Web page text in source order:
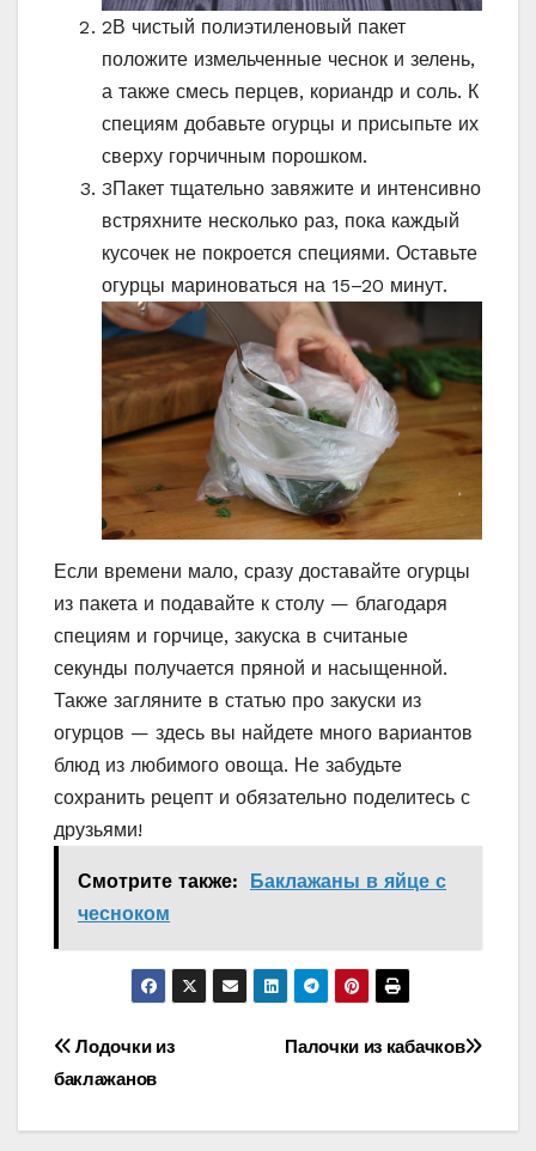
2В чистый полиэтиленовый пакет
положите измельченные чеснок и зелень,
а также смесь перцев, кориандр и соль. К
специям добавьте огурцы и присыпьте их
сверху горчичным порошком.
3Пакет тщательно завяжите и интенсивно
встряхните несколько раз, пока каждый
кусочек не покроется специями. Оставьте
огурцы мариноваться на 15–20 минут.
Если времени мало, сразу доставайте огурцы
из пакета и подавайте к столу — благодаря
специям и горчице, закуска в считаные
секунды получается пряной и насыщенной.
Также загляните в статью про закуски из
огурцов — здесь вы найдете много вариантов
блюд из любимого овоща. Не забудьте
сохранить рецепт и обязательно поделитесь с
друзьями!
Смотрите также:
Баклажаны в яйце с
чесноком
Навигация
Палочки из кабачков
Лодочки из
баклажанов